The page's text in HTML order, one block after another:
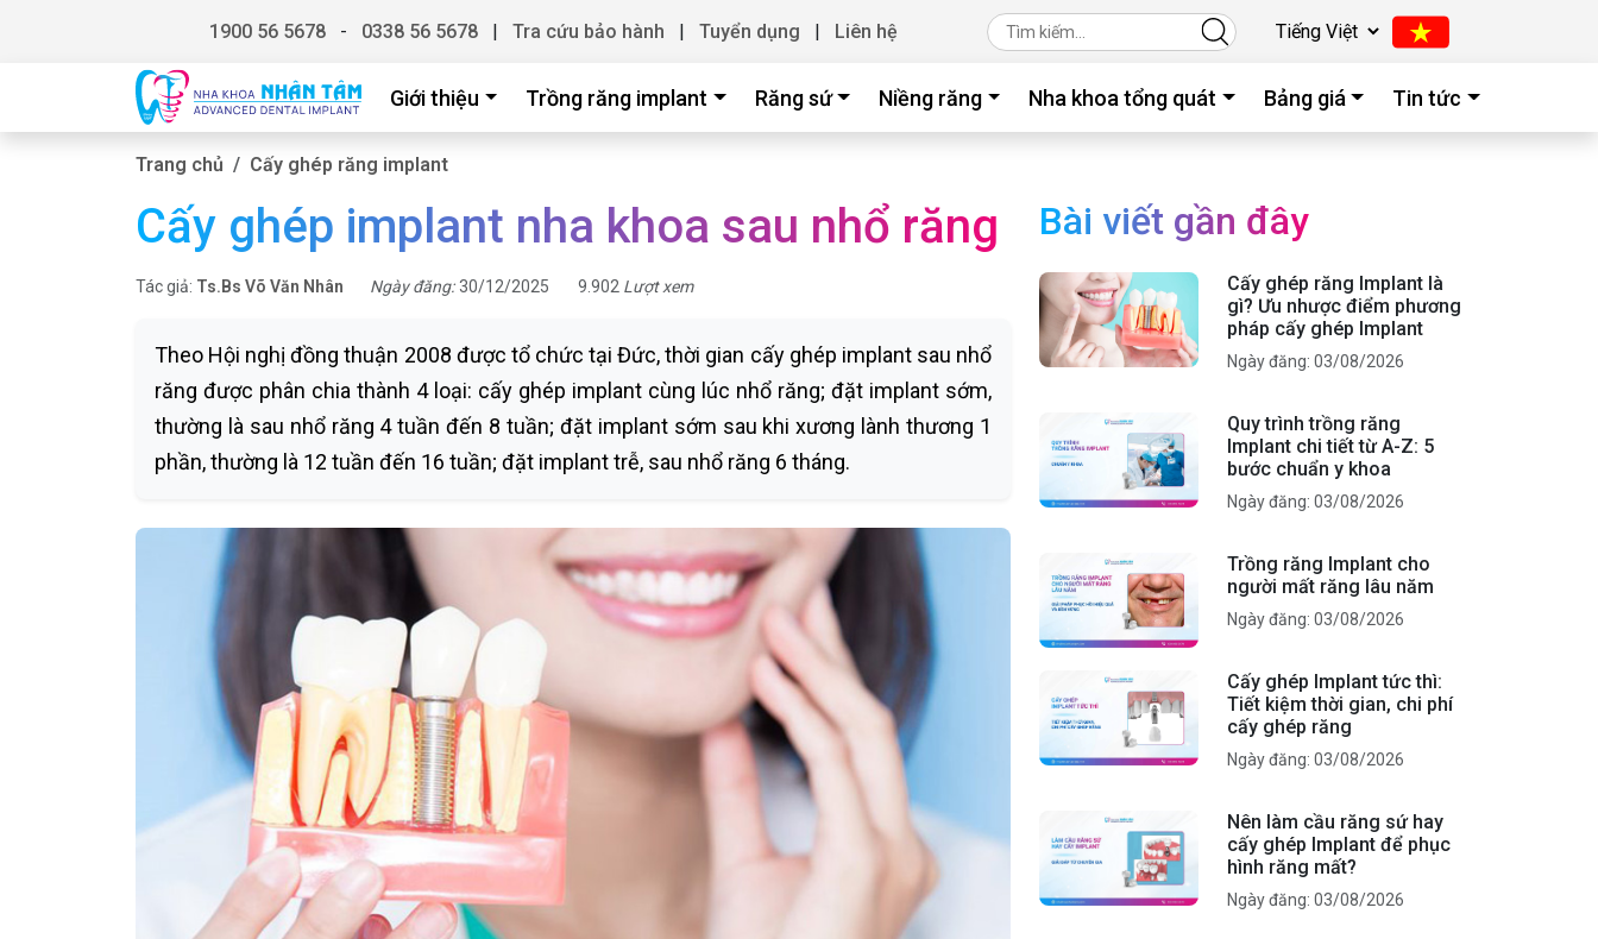
1900 56 5678 - 0338 56 5678 | Tra cứu bảo hành | Tuyển dụng | Liên hệ
Giới thiệu Trồng răng implant Răng sứ Niềng răng Nha khoa tổng quát Bảng giá Tin tức
Trang chủ Cấy ghép răng implant
Cấy ghép implant nha khoa sau nhổ răng
Tác giả: Ts.Bs Võ Văn Nhân Ngày đăng: 30/12/2025 9.902 Lượt xem
Theo Hội nghị đồng thuận 2008 được tổ chức tại Đức, thời gian cấy ghép implant sau nhổ
răng được phân chia thành 4 loại: cấy ghép implant cùng lúc nhổ răng; đặt implant sớm,
thường là sau nhổ răng 4 tuần đến 8 tuần; đặt implant sớm sau khi xương lành thương 1
phần, thường là 12 tuần đến 16 tuần; đặt implant trễ, sau nhổ răng 6 tháng.
Bài viết gần đây
Cấy ghép răng Implant là
gì? Ưu nhược điểm phương
pháp cấy ghép Implant
Ngày đăng: 03/08/2026
Quy trình trồng răng
Implant chi tiết từ A-Z: 5
bước chuẩn y khoa
Ngày đăng: 03/08/2026
Trồng răng Implant cho
người mất răng lâu năm
Ngày đăng: 03/08/2026
Cấy ghép Implant tức thì:
Tiết kiệm thời gian, chi phí
cấy ghép răng
Ngày đăng: 03/08/2026
Nên làm cầu răng sứ hay
cấy ghép Implant để phục
hình răng mất?
Ngày đăng: 03/08/2026